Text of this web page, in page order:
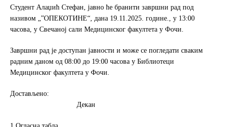
Студент Алаџић Стефан, јавно ће бранити завршни рад под
називом „”ОПЕКОТИНЕ“, дана 19.11.2025. године., у 13:00
часова, у Свечаној сали Медицинског факултета у Фочи.
Завршни рад је доступан јавности и може се погледати сваким
радним даном од 08:00 до 19:00 часова у Библиотеци
Медицинског факултета у Фочи.
Достављено:
Декан